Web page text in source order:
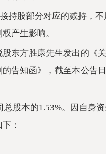
持股部分对应的减持，
产生影响。
东方胜康先生发出的《
告知函》，截至本公告
股本的1.53%。因自身
：